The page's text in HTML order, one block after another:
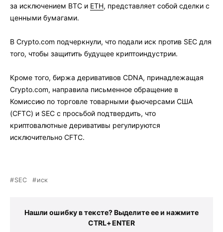
за исключением BTC и ETH, представляет собой сделки с
ценными бумагами.
В Crypto.com подчеркнули, что подали иск против SEC для
того, чтобы защитить будущее криптоиндустрии.
Кроме того, биржа деривативов CDNA, принадлежащая
Crypto.com, направила письменное обращение в
Комиссию по торговле товарными фьючерсами США
(CFTC) и SEC с просьбой подтвердить, что
криптовалютные деривативы регулируются
исключительно CFTC.
SEC иск
Нашли ошибку в тексте? Выделите ее и нажмите
CTRL+ENTER